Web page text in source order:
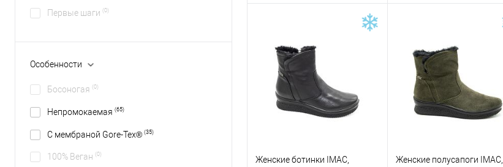
Первые шаги (0)
Особенности
Босоногая (0)
Непромокаемая (65)
С мембраной Gore-Tex® (35)
100% Веган (0)
Женские ботинки IMAC,
Женские полусапоги IMAC,